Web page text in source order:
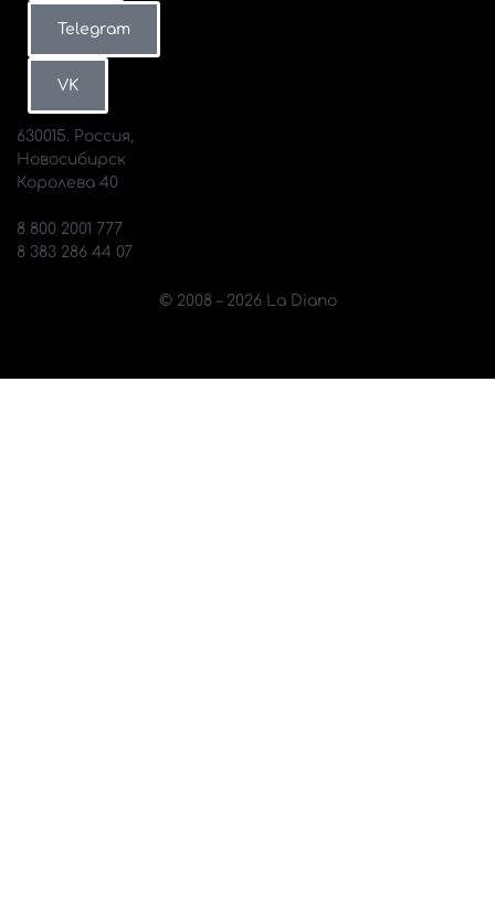
Петербург
Telegram
VK
630015. Россия,
Новосибирск
Королева 40
8 800 2001 777
8 383 286 44 07
© 2008 – 2026 La Diano